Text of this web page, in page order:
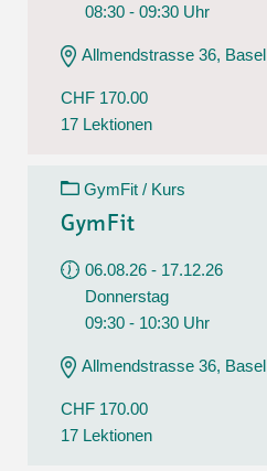
08:30 - 09:30 Uhr
Allmendstrasse 36, Basel
CHF 170.00
17 Lektionen
GymFit / Kurs
GymFit
06.08.26 - 17.12.26
Donnerstag
09:30 - 10:30 Uhr
Allmendstrasse 36, Basel
CHF 170.00
17 Lektionen